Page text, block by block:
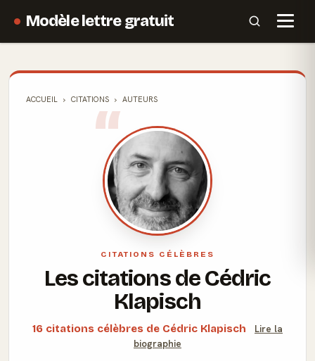
Modèle lettre gratuit
ACCUEIL CITATIONS AUTEURS
CITATIONS CÉLÈBRES
Les citations de Cédric
Klapisch
16 citations célèbres de Cédric Klapisch
Lire la
biographie